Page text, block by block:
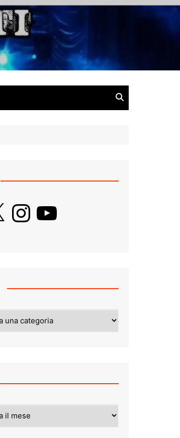
InstagramYouTube